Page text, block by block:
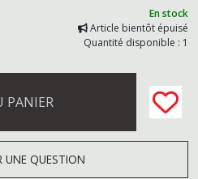
En stock
Article bientôt épuisé
Quantité disponible : 1
PANIER
QUESTION